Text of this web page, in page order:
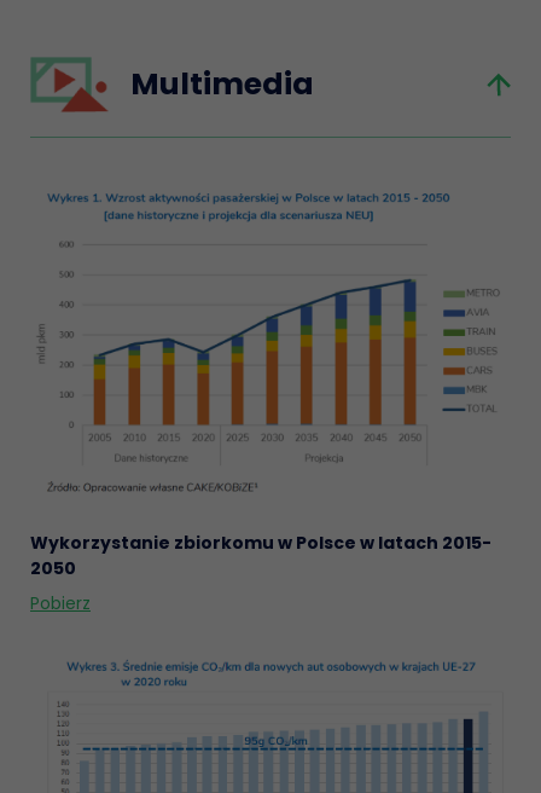
Multimedia
Wykorzystanie zbiorkomu w Polsce w latach 2015-
2050
Pobierz